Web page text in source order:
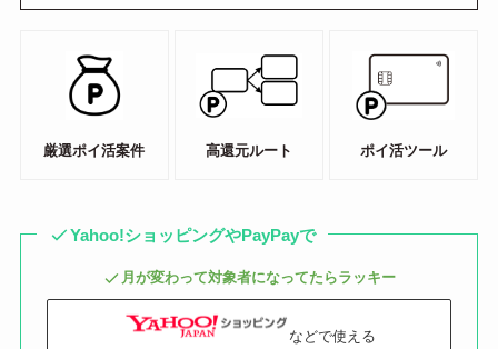
厳選ポイ活案件 高還元ルート ポイ活ツール
Yahoo!ショッピングやPayPayで
月が変わって対象者になってたらラッキー
などで使える